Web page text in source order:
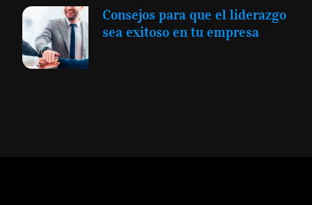
Consejos para que el liderazgo
sea exitoso en tu empresa